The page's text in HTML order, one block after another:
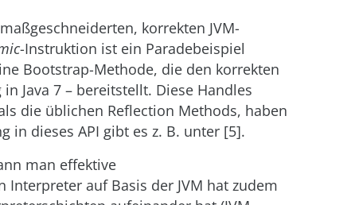
korrekten JVM-
-Instruktion ist ein Paradebeispiel
Bootstrap-Methode, die den korrekten
Java 7 – bereitstellt. Diese Handles
die üblichen Reflection Methods, haben
in dieses API gibt es z. B. unter [5].
man effektive
auf Basis der JVM hat zudem